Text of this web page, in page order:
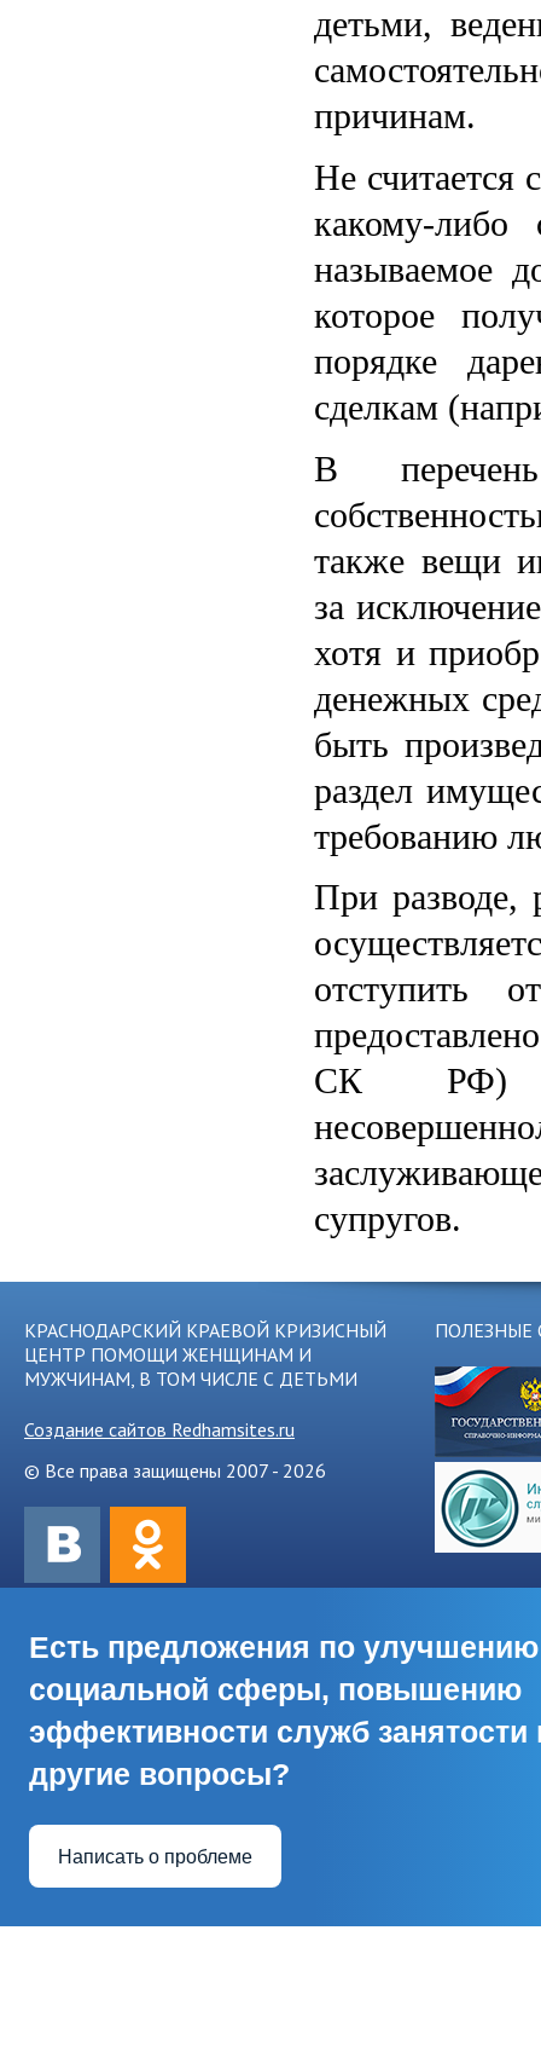
детьми,
причинам.
Не считается
какому-
называемое
которое
порядке
сделкам
В
также вещи
за
хотя и
денежных
быть
раздел
требованию
При разводе,
отступить
СК РФ)
супругов.
КРАСНОДАРСКИЙ КРАЕВОЙ КРИЗИСНЫЙ
ЦЕНТР ПОМОЩИ ЖЕНЩИНАМ И
МУЖЧИНАМ, В ТОМ ЧИСЛЕ С ДЕТЬМИ
Создание сайтов Redhamsites.ru
© Все права защищены 2007 - 2026
ПОЛЕЗНЫЕ
Есть предложения по улучшению
социальной сферы, повышению
эффективности служб занятости
другие вопросы?
Написать о проблеме